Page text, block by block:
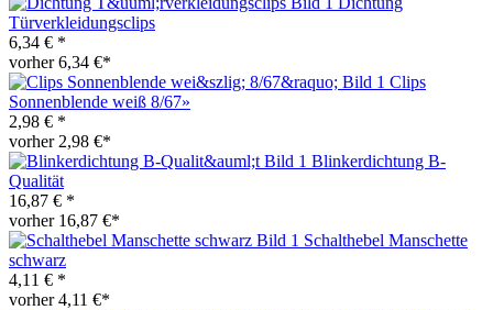
Türverkleidungsclips
6,34 € *
vorher 6,34 €*
Clips
Sonnenblende weiß 8/67»
2,98 € *
vorher 2,98 €*
Blinkerdichtung B-
Qualität
16,87 € *
vorher 16,87 €*
Schalthebel Manschette
schwarz
4,11 € *
vorher 4,11 €*